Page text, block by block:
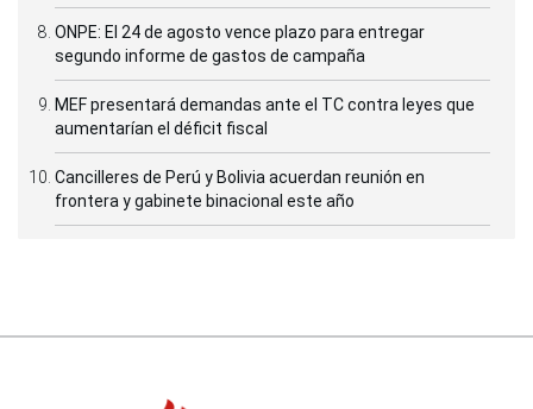
ONPE: El 24 de agosto vence plazo para entregar
segundo informe de gastos de campaña
MEF presentará demandas ante el TC contra leyes que
aumentarían el déficit fiscal
Cancilleres de Perú y Bolivia acuerdan reunión en
frontera y gabinete binacional este año